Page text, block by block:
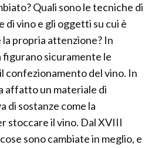
Quali sono le tecniche di
di vino e gli oggetti su cui è
propria attenzione? In
sicuramente le
confezionamento del vino. In
affatto un materiale di
di sostanze come la
stoccare il vino. Dal XVIII
sono cambiate in meglio, e